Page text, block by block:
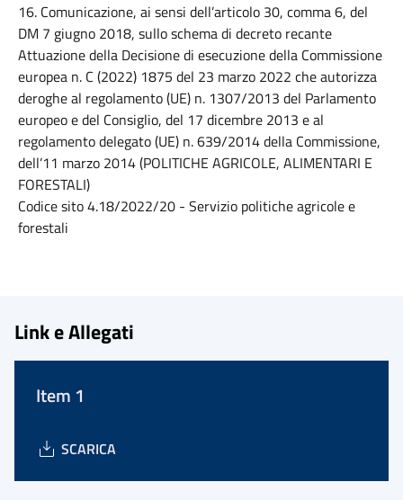
16. Comunicazione, ai sensi dell’articolo 30, comma 6, del
DM 7 giugno 2018, sullo schema di decreto recante
Attuazione della Decisione di esecuzione della Commissione
europea n. C (2022) 1875 del 23 marzo 2022 che autorizza
deroghe al regolamento (UE) n. 1307/2013 del Parlamento
europeo e del Consiglio, del 17 dicembre 2013 e al
regolamento delegato (UE) n. 639/2014 della Commissione,
dell’11 marzo 2014 (POLITICHE AGRICOLE, ALIMENTARI E
FORESTALI)
Codice sito 4.18/2022/20 - Servizio politiche agricole e
forestali
Link e Allegati
Item 1
SCARICA